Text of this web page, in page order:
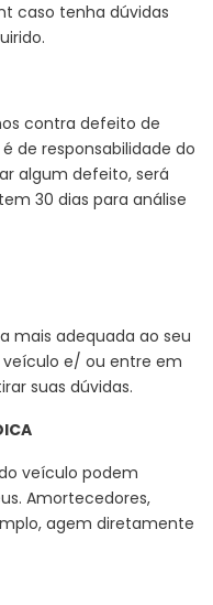
caso tenha dúvidas
contra defeito de
de responsabilidade do
algum defeito, será
30 dias para análise
mais adequada ao seu
e/ ou entre em
suas dúvidas.
veículo podem
Amortecedores,
agem diretamente